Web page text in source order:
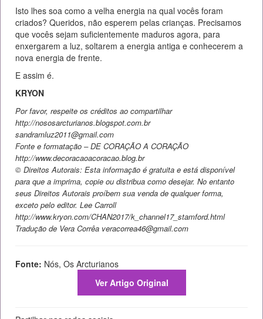
Isto lhes soa como a velha energia na qual vocês foram
criados? Queridos, não esperem pelas crianças. Precisamos
que vocês sejam suficientemente maduros agora, para
enxergarem a luz, soltarem a energia antiga e conhecerem a
nova energia de frente.
E assim é.
KRYON
Por favor, respeite os créditos ao compartilhar
http://nososarcturianos.blogspot.com.br
sandramluz2011@gmail.com
Fonte e formatação – DE CORAÇÃO A CORAÇÃO
http://www.decoracaoacoracao.blog.br
© Direitos Autorais: Esta informação é gratuita e está disponível
para que a imprima, copie ou distribua como desejar. No entanto
seus Direitos Autorais proíbem sua venda de qualquer forma,
exceto pelo editor. Lee Carroll
http://www.kryon.com/CHAN2017/k_channel17_stamford.html
Tradução de Vera Corrêa veracorrea46@gmail.com
Fonte: Nós, Os Arcturianos
Ver Artigo Original